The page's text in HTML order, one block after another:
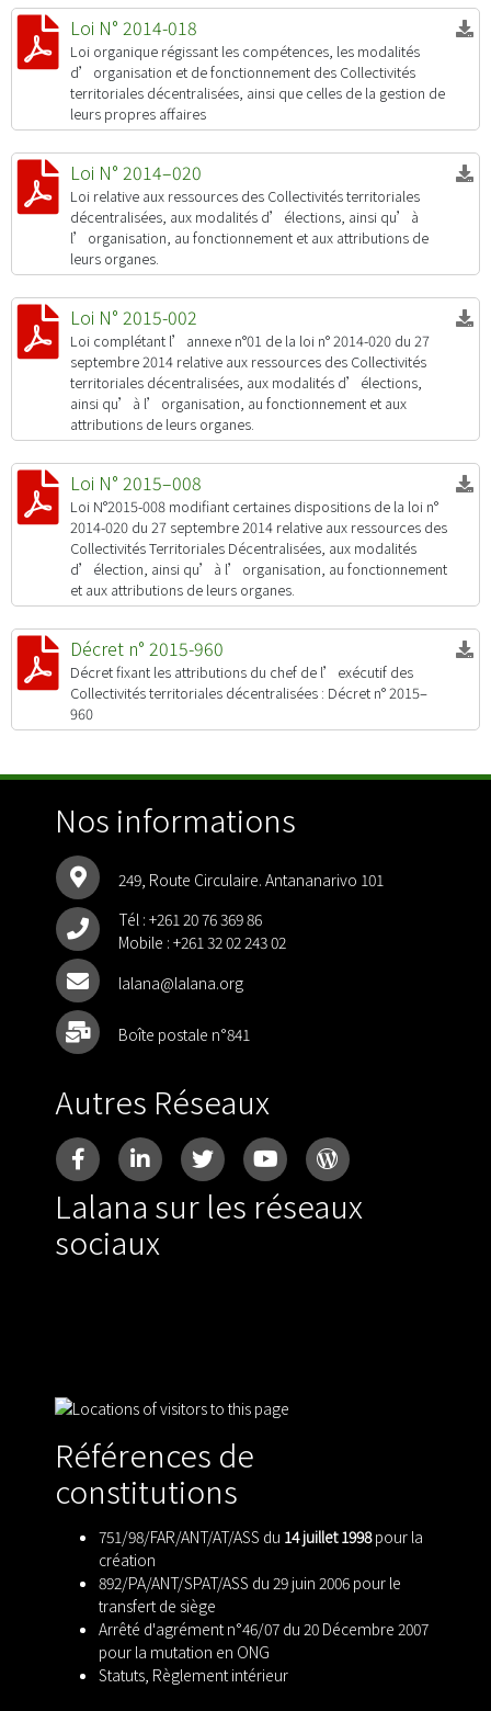
Loi N° 2014-018
Loi organique régissant les compétences, les modalités
d’organisation et de fonctionnement des Collectivités
territoriales décentralisées, ainsi que celles de la gestion de
leurs propres affaires
Loi N° 2014–020
Loi relative aux ressources des Collectivités territoriales
décentralisées, aux modalités d’élections, ainsi qu’à
l’organisation, au fonctionnement et aux attributions de
leurs organes.
Loi N° 2015-002
Loi complétant l’annexe n°01 de la loi n° 2014-020 du 27
septembre 2014 relative aux ressources des Collectivités
territoriales décentralisées, aux modalités d’élections,
ainsi qu’à l’organisation, au fonctionnement et aux
attributions de leurs organes.
Loi N° 2015–008
Loi N°2015-008 modifiant certaines dispositions de la loi n°
2014-020 du 27 septembre 2014 relative aux ressources des
Collectivités Territoriales Décentralisées, aux modalités
d’élection, ainsi qu’à l’organisation, au fonctionnement
et aux attributions de leurs organes.
Décret n° 2015-960
Décret fixant les attributions du chef de l’exécutif des
Collectivités territoriales décentralisées : Décret n° 2015–
960
Nos informations
249, Route Circulaire. Antananarivo 101
Tél : +261 20 76 369 86
Mobile : +261 32 02 243 02
lalana@lalana.org
Boîte postale n°841
Autres Réseaux
Lalana sur les réseaux
sociaux
Références de
constitutions
751/98/FAR/ANT/AT/ASS du 14 juillet 1998pour la
création
892/PA/ANT/SPAT/ASS du 29 juin 2006 pour le
transfert de siège
Arrêté d'agrément n°46/07 du 20 Décembre 2007
pour la mutation en ONG
Statuts Règlement intérieur